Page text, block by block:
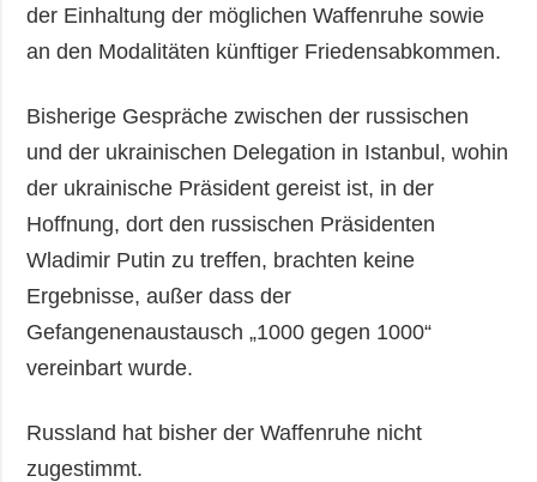
der Einhaltung der möglichen Waffenruhe sowie
an den Modalitäten künftiger Friedensabkommen.
Bisherige Gespräche zwischen der russischen
und der ukrainischen Delegation in Istanbul, wohin
der ukrainische Präsident gereist ist, in der
Hoffnung, dort den russischen Präsidenten
Wladimir Putin zu treffen, brachten keine
Ergebnisse, außer dass der
Gefangenenaustausch „1000 gegen 1000“
vereinbart wurde.
Russland hat bisher der Waffenruhe nicht
zugestimmt.